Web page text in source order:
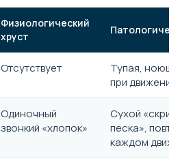
Физиологический
хруст
Отсутствует
Тупая,
при движении
Одиночный
звонкий «хлопок»
Сухой
песка»,
каждом